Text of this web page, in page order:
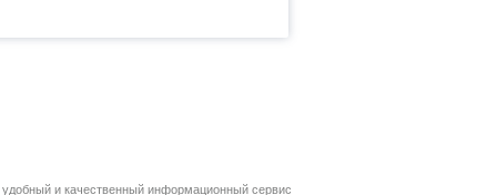
и качественный информационный сервис